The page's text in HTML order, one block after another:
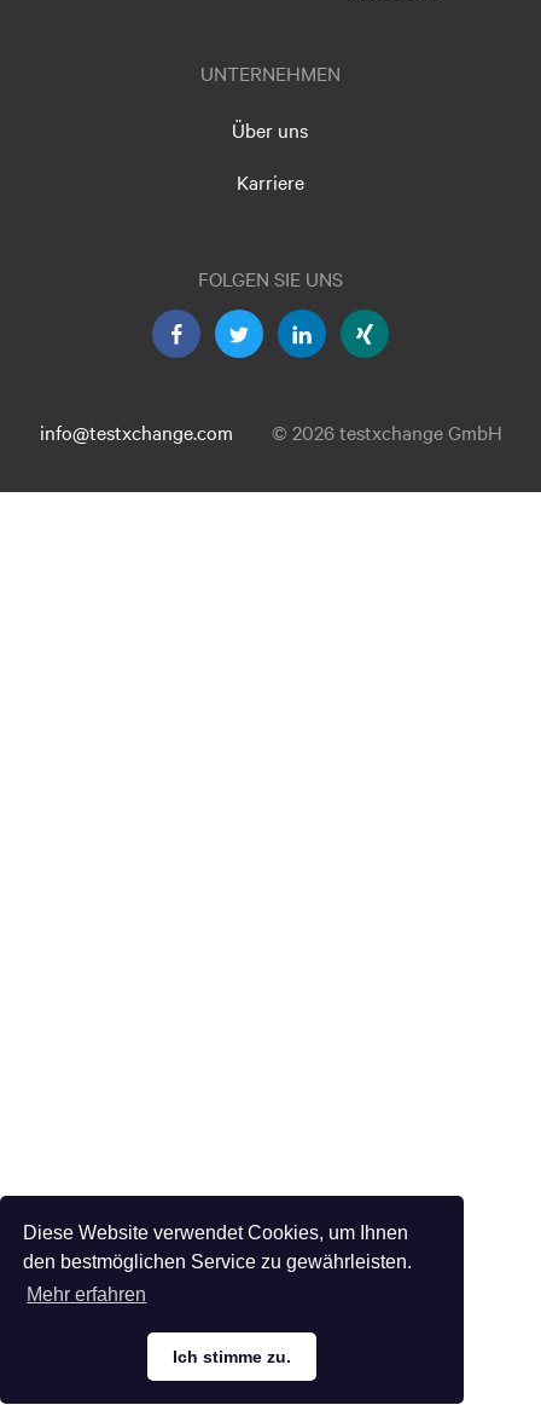
Diese Website verwendet Cookies, um Ihnen
den bestmöglichen Service zu gewährleisten.
Mehr erfahren
Ich stimme zu.
UNTERNEHMEN
Über uns
Karriere
FOLGEN SIE UNS
info@testxchange.com © 2026 testxchange GmbH